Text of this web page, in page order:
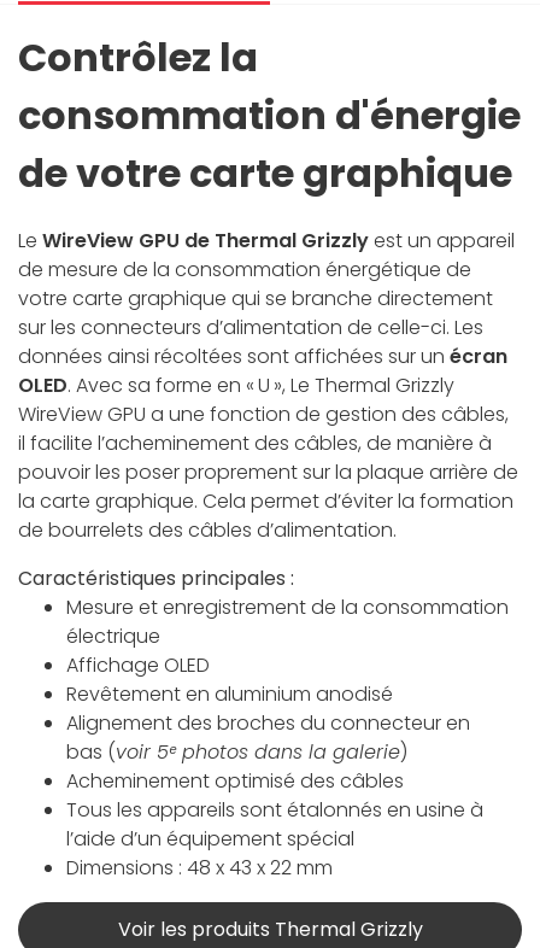
Contrôlez la
consommation d'énergie
de votre carte graphique
Le WireView GPU de Thermal Grizzlyest un appareil
de mesure de la consommation énergétique de
votre carte graphique qui se branche directement
sur les connecteurs d’alimentation de celle-ci. Les
données ainsi récoltées sont affichées sur un écran
OLED. Avec sa forme en « U », Le Thermal Grizzly
WireView GPU a une fonction de gestion des câbles,
il facilite l’acheminement des câbles, de manière à
pouvoir les poser proprement sur la plaque arrière de
la carte graphique. Cela permet d’éviter la formation
de bourrelets des câbles d’alimentation.
Caractéristiques principales :
Mesure et enregistrement de la consommation
électrique
Affichage OLED
Revêtement en aluminium anodisé
Alignement des broches du connecteur en
bas (voir 5ᵉ photos dans la galerie)
Acheminement optimisé des câbles
Tous les appareils sont étalonnés en usine à
l’aide d’un équipement spécial
Dimensions : 48 x 43 x 22 mm
Voir les produits Thermal Grizzly